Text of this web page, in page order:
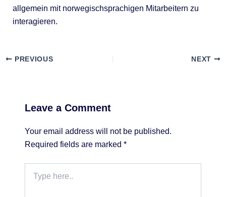
allgemein mit norwegischsprachigen Mitarbeitern zu
interagieren.
PREVIOUS NEXT
Leave a Comment
Your email address will not be published.
Required fields are marked *
here..